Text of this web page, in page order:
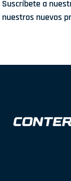
Suscríbete a
nuestros nuevos